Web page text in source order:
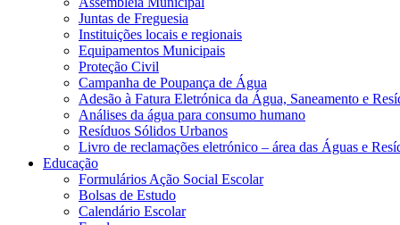
Juntas de Freguesia
Instituições locais e regionais
Equipamentos Municipais
Proteção Civil
Campanha de Poupança de Água
Adesão à Fatura Eletrónica da Água, Saneamento e
Análises da água para consumo humano
Resíduos Sólidos Urbanos
Livro de reclamações eletrónico – área das Águas e
Educação
Formulários Ação Social Escolar
Bolsas de Estudo
Calendário Escolar